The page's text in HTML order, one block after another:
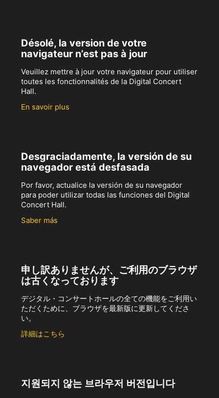
Désolé, la version de votre
navigateur n’est pas à jour
Veuillez mettre à jour votre navigateur pour utiliser
toutes les fonctionnalités de la Digital Concert
Hall.
En savoir plus
Desgraciadamente, la versión de su
navegador está desfasada
Por favor, actualice la versión de su navegador
para poder utilizar todas las funciones del Digital
Concert Hall.
Saber más
申し訳ありませんが、ご利用のブラウザ
は古くなっております
デジタル・コンサートホールの全ての機能をご利用い
ただくために、ブラウザを最新版に更新してくださ
い。
詳細はこちら
지원되지 않는 브라우저 버전입니다